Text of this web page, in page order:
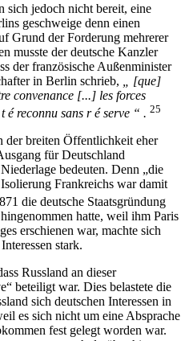
sich jedoch nicht bereit, eine
geschweige denn einen
Grund der Forderung mehrerer
musste der deutsche Kanzler
der französische Außenminister
in Berlin schrieb,
„ [que]
convenance [...] les forces
reconnu sans r é serve “ . 25
der breiten Öffentlichkeit eher
für Deutschland
bedeuten. Denn „die
Frankreichs war damit
die deutsche Staatsgründung
hatte, weil ihm Paris
erschienen war, machte sich
stark.
Russland an dieser
beteiligt war. Dies belastete die
sich deutschen Interessen in
es sich nicht um eine Absprache
fest gelegt worden war.